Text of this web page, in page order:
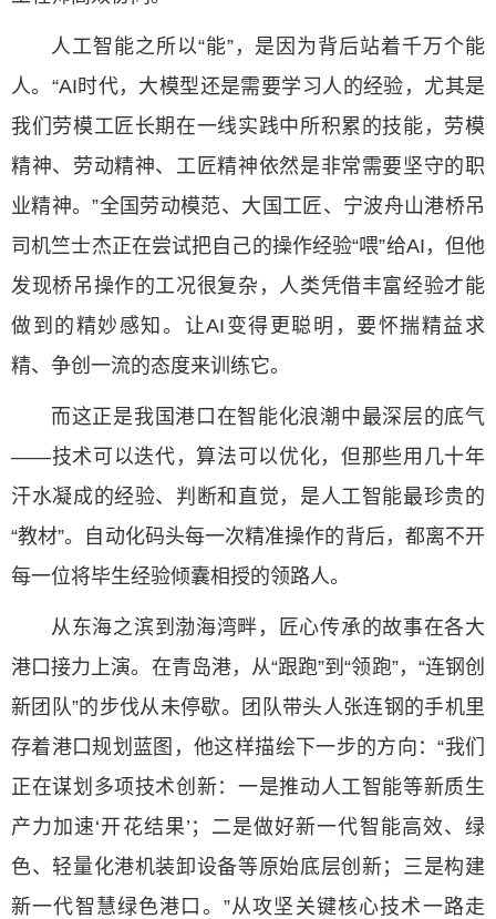
人工智能之所以“能”，是因为背后站着千万个能
人。“AI时代，大模型还是需要学习人的经验，尤其是
我们劳模工匠长期在一线实践中所积累的技能，劳模
精神、劳动精神、工匠精神依然是非常需要坚守的职
业精神。”全国劳动模范、大国工匠、宁波舟山港桥吊
司机竺士杰正在尝试把自己的操作经验“喂”给AI，但他
发现桥吊操作的工况很复杂，人类凭借丰富经验才能
做到的精妙感知。让AI变得更聪明，要怀揣精益求
精、争创一流的态度来训练它。
而这正是我国港口在智能化浪潮中最深层的底气
——技术可以迭代，算法可以优化，但那些用几十年
汗水凝成的经验、判断和直觉，是人工智能最珍贵的
“教材”。自动化码头每一次精准操作的背后，都离不开
每一位将毕生经验倾囊相授的领路人。
从东海之滨到渤海湾畔，匠心传承的故事在各大
港口接力上演。在青岛港，从“跟跑”到“领跑”，“连钢创
新团队”的步伐从未停歇。团队带头人张连钢的手机里
存着港口规划蓝图，他这样描绘下一步的方向：“我们
正在谋划多项技术创新：一是推动人工智能等新质生
产力加速‘开花结果’；二是做好新一代智能高效、绿
色、轻量化港机装卸设备等原始底层创新；三是构建
新一代智慧绿色港口。”从攻坚关键核心技术一路走